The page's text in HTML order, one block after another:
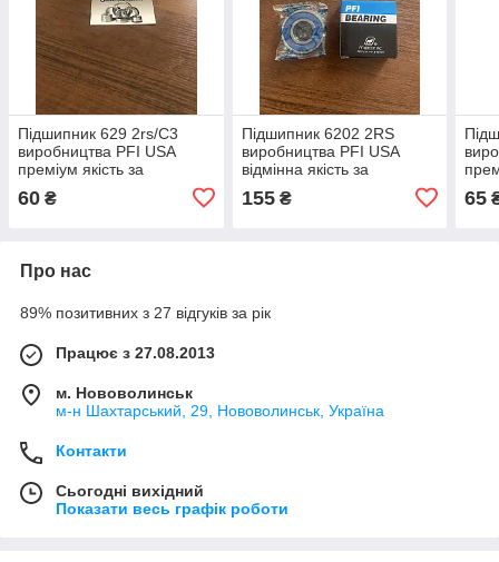
Підшипник 629 2rs/C3
виробництва PFI USA
преміум якість за
60 ₴
Підшипник 6202 2RS
виробництва PFI USA
відмінна якість за
155₴ 65
Про нас
89% позитивних з 27 відгуків за рік
Працює з 27.08.2013
м. Нововолинськ
м-н Шахтарський, 29, Нововолинськ, Україна
Контакти
Сьогодні вихідний
Показати весь графік роботи